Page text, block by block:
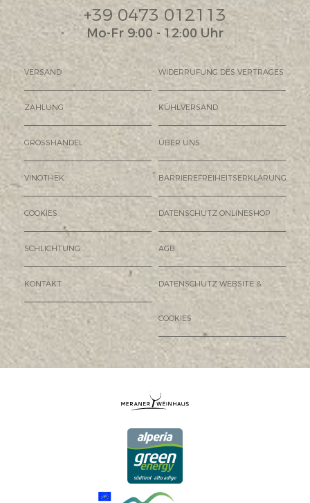
+39 0473 012113
Mo-Fr 9:00 - 12:00 Uhr
VERSAND WIDERRUFUNG DES VERTRAGES
ZAHLUNG KÜHLVERSAND
GROSSHANDEL ÜBER UNS
VINOTHEK BARRIEREFREIHEITSERKLÄRUNG
COOKIES DATENSCHUTZ ONLINESHOP
SCHLICHTUNG AGB
KONTAKT DATENSCHUTZ WEBSITE &
COOKIES